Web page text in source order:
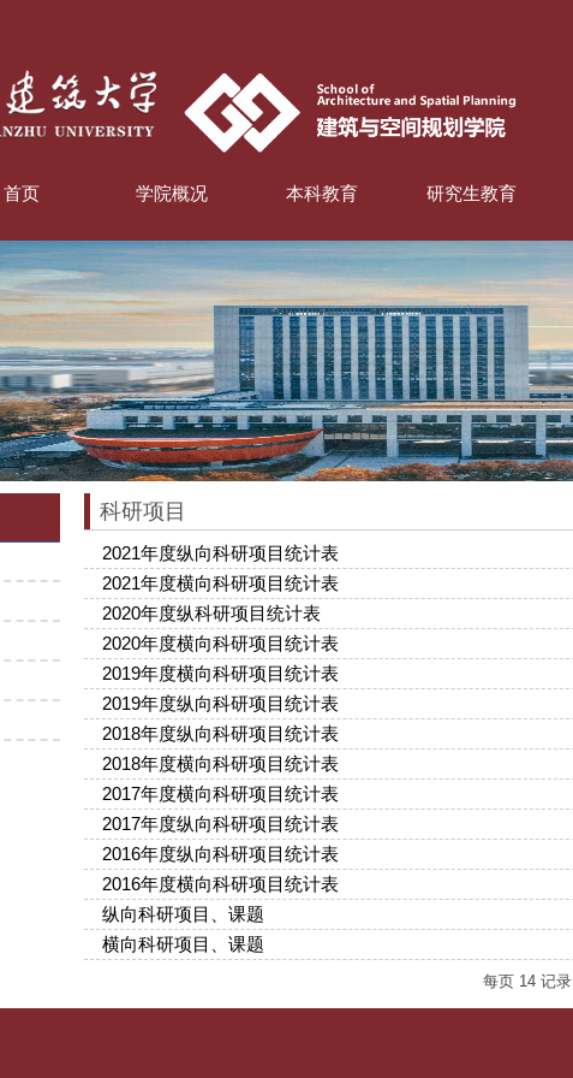
首页 学院概况 本科教育 研究生教育
科研项目
2021年度纵向科研项目统计表
2021年度横向科研项目统计表
2020年度纵科研项目统计表
2020年度横向科研项目统计表
2019年度横向科研项目统计表
2019年度纵向科研项目统计表
2018年度纵向科研项目统计表
2018年度横向科研项目统计表
2017年度横向科研项目统计表
2017年度纵向科研项目统计表
2016年度纵向科研项目统计表
2016年度横向科研项目统计表
纵向科研项目、课题
横向科研项目、课题
每页 14 记录